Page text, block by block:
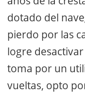
dotado del
pierdo por las
logre
toma por un
vueltas, opto